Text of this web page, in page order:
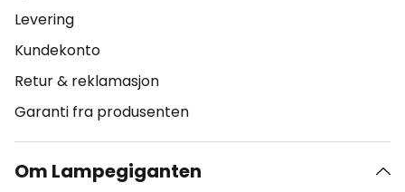
Levering
Kundekonto
Retur & reklamasjon
Garanti fra produsenten
Om Lampegiganten